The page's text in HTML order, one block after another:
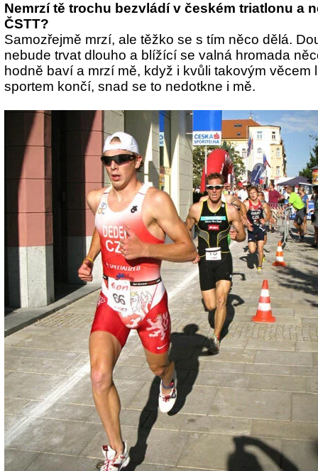
Nemrzí tě trochu bezvládí v českém triatlonu a
ČSTT?
Samozřejmě mrzí, ale těžko se s tím něco dělá.
nebude trvat dlouho a blížící se valná hromada
hodně baví a mrzí mě, když i kvůli takovým věcem
sportem končí, snad se to nedotkne i mě.